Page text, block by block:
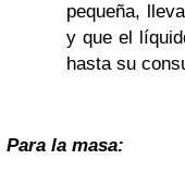
pequeña,
y que el
hasta su
Para la masa: